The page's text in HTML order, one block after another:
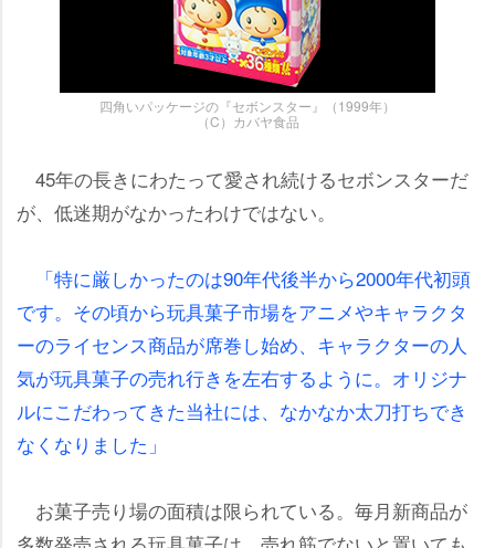
四角いパッケージの『セボンスター』（1999年）
（C）カバヤ食品
45年の長きにわたって愛され続けるセボンスターだ
が、低迷期がなかったわけではない。
「特に厳しかったのは90年代後半から2000年代初頭
です。その頃から玩具菓子市場をアニメやキャラクタ
ーのライセンス商品が席巻し始め、キャラクターの人
気が玩具菓子の売れ行きを左右するように。オリジナ
ルにこだわってきた当社には、なかなか太刀打ちでき
なくなりました」
お菓子売り場の面積は限られている。毎月新商品が